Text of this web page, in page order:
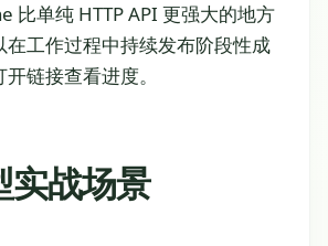
比单纯 HTTP API 更强大的地方
工作过程中持续发布阶段性成
链接查看进度。
实战场景